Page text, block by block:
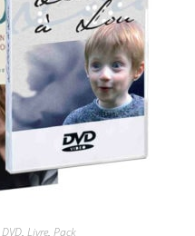
DVD, Livre, Pack